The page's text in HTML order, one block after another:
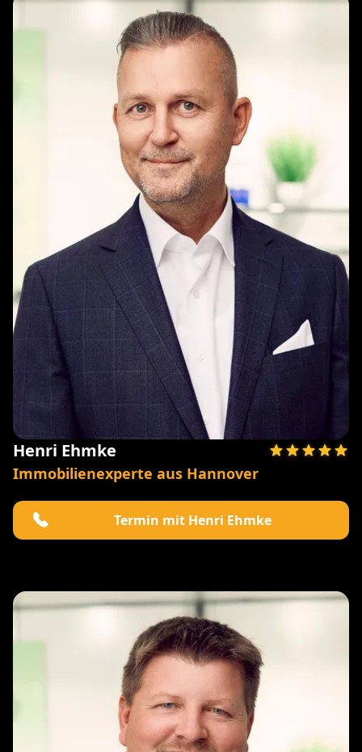
Henri Ehmke
Immobilienexperte aus Hannover
Termin mit Henri Ehmke